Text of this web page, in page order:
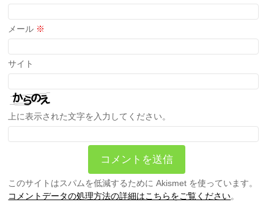
メール ※
サイト
上に表示された文字を入力してください。
このサイトはスパムを低減するために Akismet を使っています。
コメントデータの処理方法の詳細はこちらをご覧ください。